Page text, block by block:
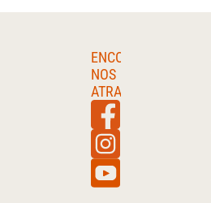
ENCONTRA-
NOS
ATRAVÉS